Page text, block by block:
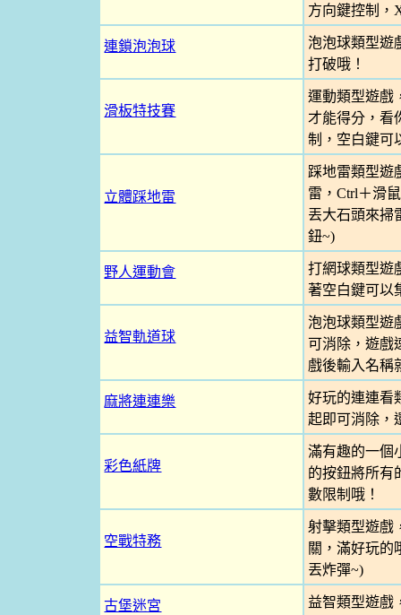
方向鍵控制，
連鎖泡泡球
泡泡球類型遊
打破哦！
滑板特技賽
運動類型遊戲
才能得分，看
制，空白鍵可
立體踩地雷
踩地雷類型遊
雷，Ctrl＋滑
丟大石頭來掃
鈕~)
野人運動會
打網球類型遊
著空白鍵可以
益智軌道球
泡泡球類型遊
可消除，遊戲
戲後輸入名稱
麻將連連樂
好玩的連連看
起即可消除，
彩色紙牌
滿有趣的一個
的按鈕將所有
數限制哦！
空戰特務
射擊類型遊戲
關，滿好玩的
丟炸彈~)
古堡迷宮
益智類型遊戲